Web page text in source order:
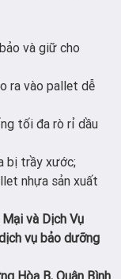
và giữ cho
ra vào pallet dễ
tối đa rò rỉ dầu
bị trầy xước;
nhựa sản xuất
và Dịch Vụ
vụ bảo dưỡng